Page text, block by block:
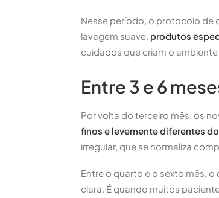
Nesse período, o protocolo de
lavagem suave, produtos
cuidados que criam o
Entre 3 e 6
Por volta do terceiro mês, os
finos e levemente diferentes
irregular, que se normaliza
Entre o quarto e o sexto mês,
clara. É quando muitos